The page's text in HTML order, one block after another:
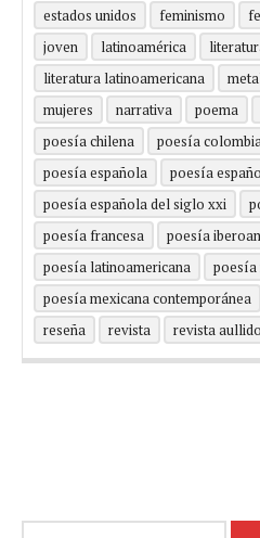
estados unidos
feminismo
joven
latinoamérica
literatura latinoamericana
mujeres
narrativa poema
poesía chilena
poesía
poesía española
poesía
poesía española del siglo xxi
poesía francesa
poesía
poesía latinoamericana
poesía
poesía mexicana contemporánea
reseña
revista revista aullido